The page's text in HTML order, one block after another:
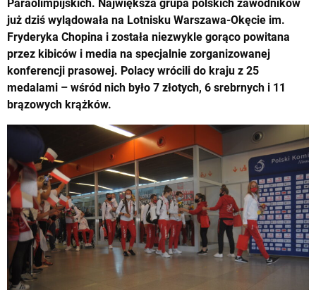
Paraolimpijskich. Największa grupa polskich zawodników
już dziś wylądowała na Lotnisku Warszawa-Okęcie im.
Fryderyka Chopina i została niezwykle gorąco powitana
przez kibiców i media na specjalnie zorganizowanej
konferencji prasowej. Polacy wrócili do kraju z 25
medalami – wśród nich było 7 złotych, 6 srebrnych i 11
brązowych krążków.